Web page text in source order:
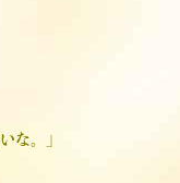
な。」